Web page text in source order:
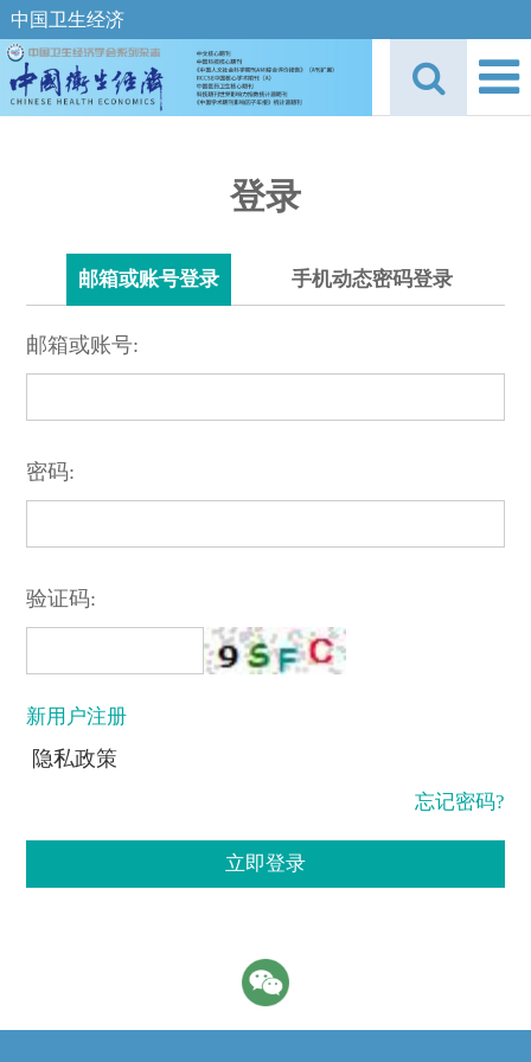
中国卫生经济
登录
邮箱或账号登录 手机动态密码登录
邮箱或账号:
密码:
验证码:
新用户注册
隐私政策
忘记密码?
立即登录